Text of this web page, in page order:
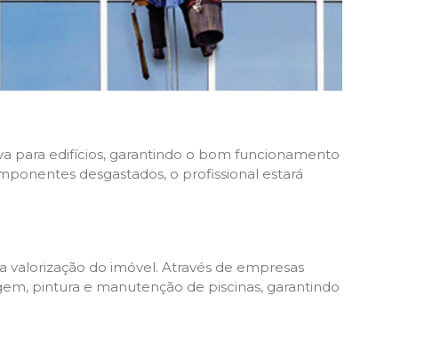
para edifícios, garantindo o bom funcionamento
desgastados, o profissional estará
do imóvel. Através de empresas
pintura e manutenção de piscinas, garantindo